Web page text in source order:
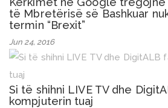
të Mbretërisë së Bashkuar
termin “Brexit”
Jun 24, 2016
Si të shihni LIVE TV dhe
kompjuterin tuaj